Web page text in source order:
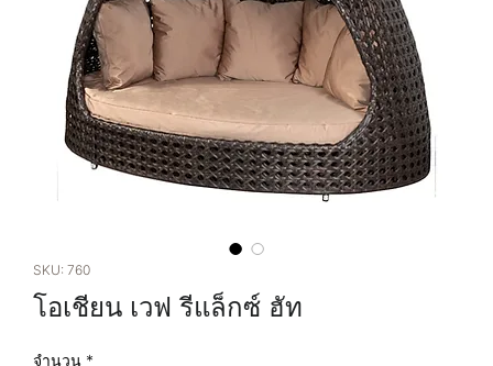
SKU: 760
โอเชียน เวฟ รีแล็กซ์ ฮัท
จำนวน *